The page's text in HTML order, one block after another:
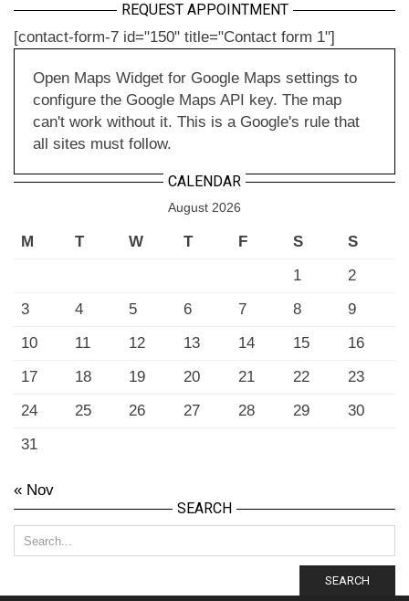
REQUEST APPOINTMENT
[contact-form-7 id="150" title="Contact form 1"]
Open Maps Widget for Google Maps settings to
configure the Google Maps API key. The map
can't work without it. This is a Google's rule that
all sites must follow.
CALENDAR
August 2026
M T W T F S
S
1
2
3
4 5 6 7 8
9
10
11 12 13 14 15
16
17
18 19 20 21 22
23
24
25 26 27 28 29
30
31
« Nov
SEARCH
SEARCH